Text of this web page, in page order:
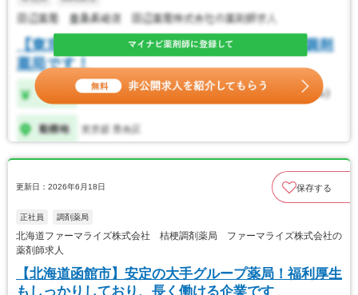
更新日：2026年6月18日 保存する
正社員 調剤薬局
北海道ファーマライズ株式会社 桔梗調剤薬局 ファーマライズ株式会社の
薬剤師求人
【北海道函館市】安定の大手グループ薬局！福利厚生
もしっかりしており、長く働ける企業です